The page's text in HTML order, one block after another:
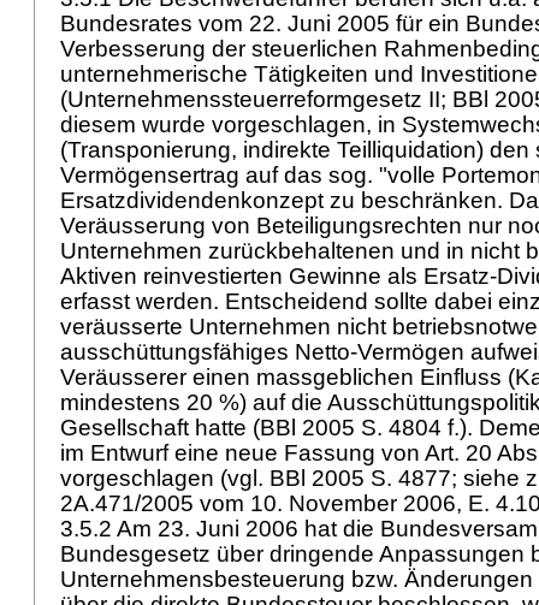
Bundesrates vom 22. Juni 2005 für ein
Verbesserung der steuerlichen
unternehmerische Tätigkeiten und
(Unternehmenssteuerreformgesetz II; BBl
diesem wurde vorgeschlagen, in
(Transponierung, indirekte Teilliquidation) den
Vermögensertrag auf das sog. "volle
Ersatzdividendenkonzept zu beschränken.
Veräusserung von Beteiligungsrechten nur
Unternehmen zurückbehaltenen und in nicht
Aktiven reinvestierten Gewinne als Ersatz-
erfasst werden. Entscheidend sollte dabei
veräusserte Unternehmen nicht
ausschüttungsfähiges Netto-Vermögen
Veräusserer einen massgeblichen Einfluss
mindestens 20 %) auf die
Gesellschaft hatte (BBl 2005 S. 4804 f.).
im Entwurf eine neue Fassung von Art. 20
vorgeschlagen (vgl. BBl 2005 S. 4877; siehe
2A.471/2005 vom 10. November 2006, E.
3.5.2 Am 23. Juni 2006 hat die
Bundesgesetz über dringende Anpassungen
Unternehmensbesteuerung bzw.